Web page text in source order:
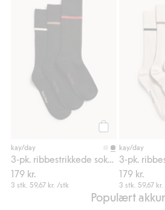
kay/day
179 kr.
3 stk. 59,67 kr. /stk
3-pk.
kay/day
179 kr.
3 stk. 59,67 kr.
Populært